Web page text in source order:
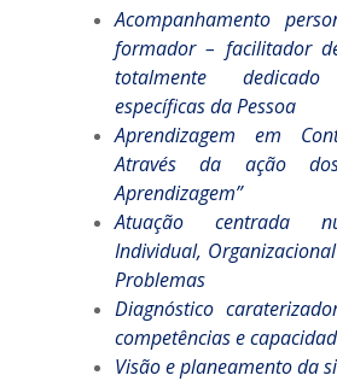
Acompanhamento
formador – facilitador
totalmente
específicas da Pessoa
Aprendizagem em
Através da ação
Aprendizagem”
Atuação centrada
Individual,
Problemas
Diagnóstico
competências e
Visão e planeamento da